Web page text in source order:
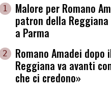
1
Malore per Romano
patron della
a Parma
2
Romano Amadei
Reggiana va avanti
che ci credono»